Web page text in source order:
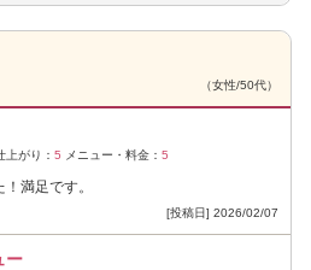
（女性/50代）
上がり： 5 メニュー・料金： 5
満足です。
[投稿日] 2026/02/07
ー